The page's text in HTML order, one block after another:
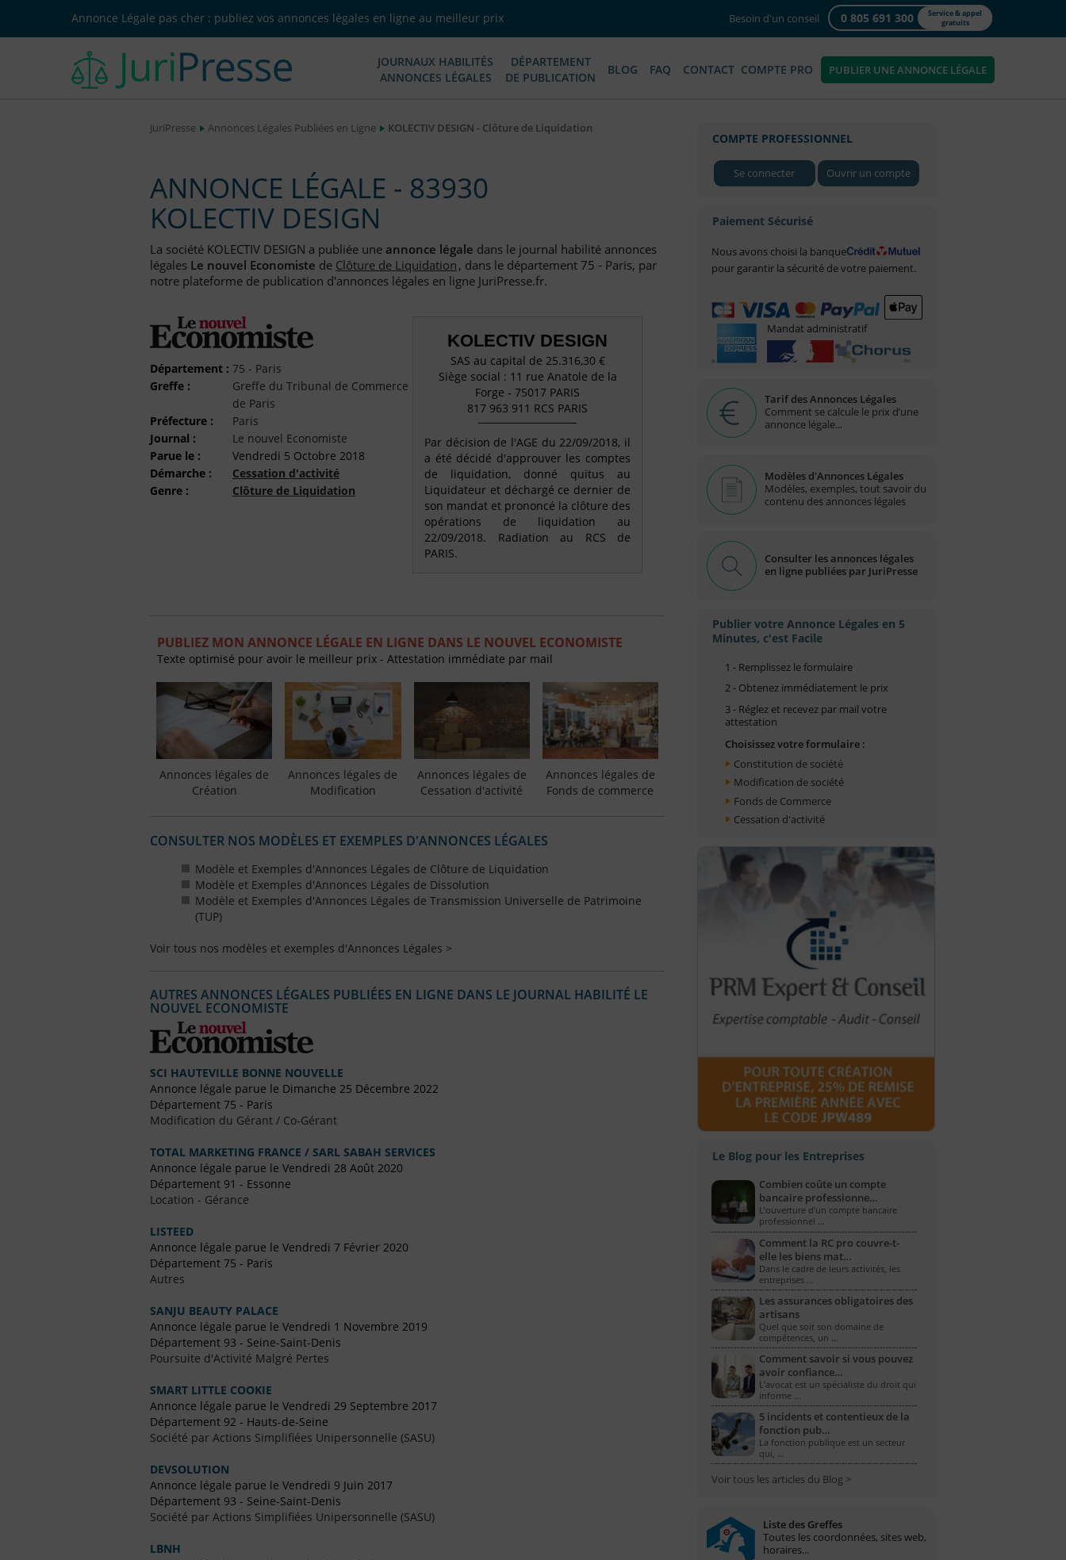
Annonce Légale pas cher : publiez vos annonces légales en ligne au meilleur prix Besoin d'un conseil 0 805 691 300
Service & appel
gratuits
JOURNAUX HABILITÉS
ANNONCES LÉGALES
DÉPARTEMENT
DE PUBLICATION
BLOG FAQ CONTACT COMPTE PRO PUBLIER UNE ANNONCE LÉGALE
JuriPresse Annonces Légales Publiées en Ligne KOLECTIV DESIGN - Clôture de Liquidation
ANNONCE LÉGALE - 83930
KOLECTIV DESIGN
La société KOLECTIV DESIGN a publiée une annonce légale dans le journal habilité annonces
légales Le nouvel Economiste de Clôture de Liquidation, dans le département 75 - Paris, par
notre plateforme de publication d'annonces légales en ligne JuriPresse.fr.
Département : 75 - Paris
Greffe :
Greffe du Tribunal de Commerce
de Paris
Préfecture :
Paris
Journal :
Le nouvel Economiste
Parue le :
Vendredi 5 Octobre 2018
Démarche :
Cessation d'activité
Genre :
Clôture de Liquidation
KOLECTIV DESIGN
SAS au capital de 25.316,30 €
Siège social : 11 rue Anatole de la
Forge - 75017 PARIS
817 963 911 RCS PARIS
Par décision de l'AGE du 22/09/2018, il
a été décidé d'approuver les comptes
de liquidation, donné quitus au
Liquidateur et déchargé ce dernier de
son mandat et prononcé la clôture des
opérations de liquidation au
22/09/2018. Radiation au RCS de
PARIS.
PUBLIEZ MON ANNONCE LÉGALE EN LIGNE DANS LE NOUVEL ECONOMISTE
Texte optimisé pour avoir le meilleur prix - Attestation immédiate par mail
Annonces légales de
Création
Annonces légales de
Modification
Annonces légales de
Cessation d'activité
Annonces légales de
Fonds de commerce
CONSULTER NOS MODÈLES ET EXEMPLES D'ANNONCES LÉGALES
Modèle et Exemples d'Annonces Légales de Clôture de Liquidation
Modèle et Exemples d'Annonces Légales de Dissolution
Modèle et Exemples d'Annonces Légales de Transmission Universelle de Patrimoine
(TUP)
Voir tous nos modèles et exemples d'Annonces Légales >
AUTRES ANNONCES LÉGALES PUBLIÉES EN LIGNE DANS LE JOURNAL HABILITÉ LE
NOUVEL ECONOMISTE
SCI HAUTEVILLE BONNE NOUVELLE
Annonce légale parue le Dimanche 25 Décembre 2022
Département 75 - Paris
Modification du Gérant / Co-Gérant
TOTAL MARKETING FRANCE / SARL SABAH SERVICES
Annonce légale parue le Vendredi 28 Août 2020
Département 91 - Essonne
Location - Gérance
LISTEED
Annonce légale parue le Vendredi 7 Février 2020
Département 75 - Paris
Autres
SANJU BEAUTY PALACE
Annonce légale parue le Vendredi 1 Novembre 2019
Département 93 - Seine-Saint-Denis
Poursuite d'Activité Malgré Pertes
SMART LITTLE COOKIE
Annonce légale parue le Vendredi 29 Septembre 2017
Département 92 - Hauts-de-Seine
Société par Actions Simplifiées Unipersonnelle (SASU)
DEVSOLUTION
Annonce légale parue le Vendredi 9 Juin 2017
Département 93 - Seine-Saint-Denis
Société par Actions Simplifiées Unipersonnelle (SASU)
LBNH
COMPTE PROFESSIONNEL
Se connecter Ouvrir un compte
Paiement Sécurisé
Nous avons choisi la banque
pour garantir la sécurité de votre paiement.
Mandat administratif
Tarif des Annonces Légales
Comment se calcule le prix d’une
annonce légale...
Modèles d'Annonces Légales
Modèles, exemples, tout savoir du
contenu des annonces légales
Consulter les annonces légales
en ligne publiées par JuriPresse
Publier votre Annonce Légales en 5
Minutes, c'est Facile
1 - Remplissez le formulaire
2 - Obtenez immédiatement le prix
3 - Réglez et recevez par mail votre
attestation
Choisissez votre formulaire :
Constitution de société
Modification de société
Fonds de Commerce
Cessation d'activité
Le Blog pour les Entreprises
Combien coûte un compte
bancaire professionne…
L’ouverture d’un compte bancaire
professionnel …
Comment la RC pro couvre-t-
elle les biens mat…
Dans le cadre de leurs activités, les
entreprises …
Les assurances obligatoires des
artisans
Quel que soit son domaine de
compétences, un …
Comment savoir si vous pouvez
avoir confiance…
L'avocat est un spécialiste du droit qui
informe …
5 incidents et contentieux de la
fonction pub…
La fonction publique est un secteur
qui, …
Voir tous les articles du Blog >
Liste des Greffes
Toutes les coordonnées, sites web,
horaires...